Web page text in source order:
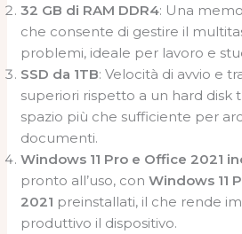
32 GB di RAM DDR4: Una
che consente di gestire il
problemi, ideale per lavoro e
SSD da 1TB: Velocità di avvio e
superiori rispetto a un hard disk
spazio più che sufficiente per
documenti.
Windows 11 Pro e Office 2021
pronto all’uso, conWindows 11
2021 preinstallati, il che rende
produttivo il dispositivo.